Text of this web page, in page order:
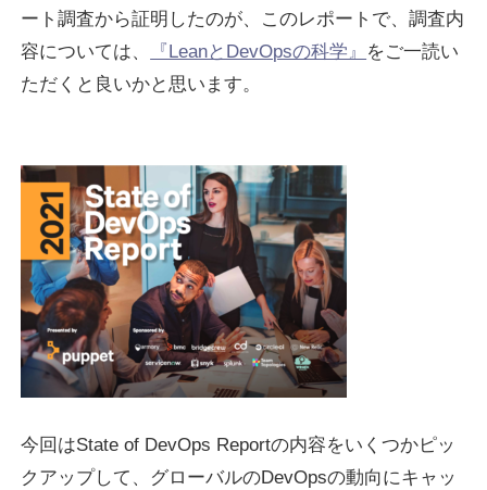
ート調査から証明したのが、このレポートで、調査内
容については、
『LeanとDevOpsの科学』 をご一読い
ただくと良いかと思います。
今回はState of DevOps Reportの内容をいくつかピッ
クアップして、グローバルのDevOpsの動向にキャッ